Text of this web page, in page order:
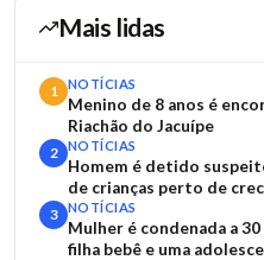
Mais lidas
1 NOTÍCIAS
Menino de 8 anos é
Riachão do Jacuípe
2 NOTÍCIAS
Homem é detido
de crianças perto de
3 NOTÍCIAS
Mulher é condenada a
filha bebê e uma